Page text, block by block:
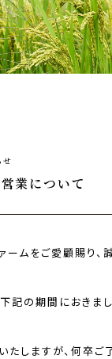
せ
業について
ームをご愛顧賜り、
記の期間におきま
たしますが、何卒ご